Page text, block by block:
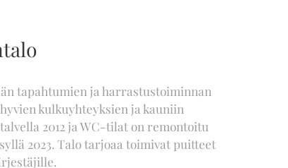
tapahtumien ja harrastustoiminnan
kulkuyhteyksien ja kauniin
2012 ja WC-tilat on remontoitu
2023. Talo tarjoaa toimivat puitteet